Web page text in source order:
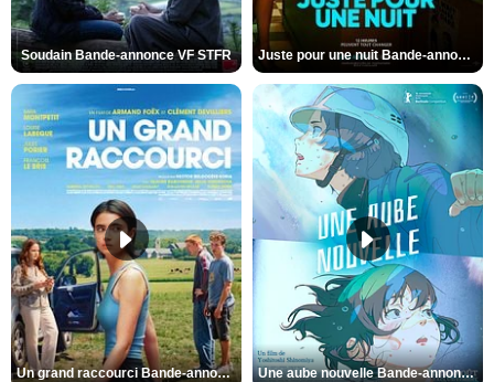
Soudain Bande-annonce VF STFR Juste pour une nuit Bande-annonce VO STFR
Un grand raccourci Bande-annonce VF Une aube nouvelle Bande-annonce VO STFR